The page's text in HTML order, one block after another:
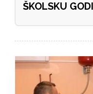
ŠKOLSKU